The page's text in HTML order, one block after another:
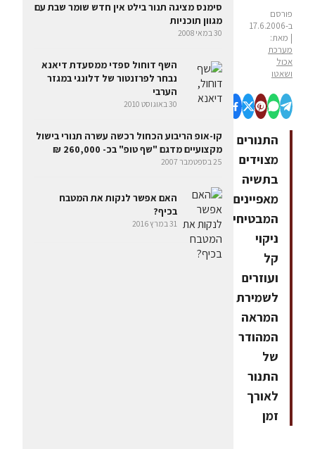
פורסם
ב-17.6.2006
| מאת:
מערכת
אכול
ושאטו
התנורים
מצוידים
בתשיה
מאפיינים
המבטיחים
ניקוי
קל
ועוזרים
לשמירת
המראה
המהודר
של
התנור
לאורך
זמן
סימנס מציגה תנור בילט אין חדש שומר שבת עם
מגוון תוכניות
30 במאי 2008
השף דוחול ספדי ממסעדת דיאנא
נבחר לפרזנטור של דלונגי במגזר
הערבי
30 באוגוסט 2010
קו-אופ הריבוע הכחול רכשה עשרה תנורי בישול
מקצועיים מדגם "שף טופ" בכ- 260,000 ₪
25 בספטמבר 2007
האם אפשר לנקות את המטבח
בכיף?
31 במרץ 2016